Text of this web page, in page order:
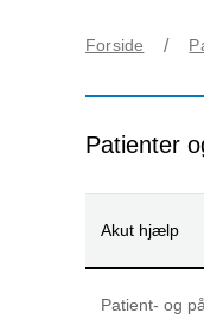
Forside
Patienter
Akut hjælp
Patient- og